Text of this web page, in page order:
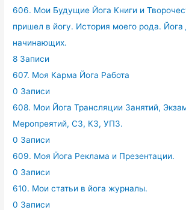
606. Мои Будущие Йога Книги и
пришел в йогу. История моего рода. Йога
начинающих.
8 Записи
607. Моя Карма Йога Работа
0 Записи
608. Мои Йога Трансляции Занятий,
Меропреятий, СЗ, КЗ, УПЗ.
0 Записи
609. Моя Йога Реклама и Презентации.
0 Записи
610. Мои статьи в йога журналы.
0 Записи